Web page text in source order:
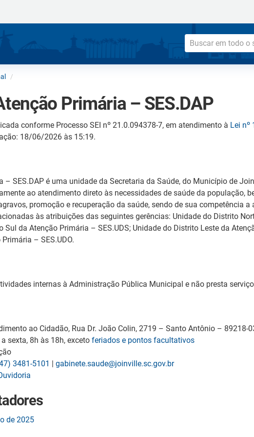
Primária – SES.DAP
conforme Processo SEI nº 21.0.094378-7, em atendimento à Lei nº
18/06/2026 às 15:19.
– SES.DAP é uma unidade da Secretaria da Saúde, do Município de
ao atendimento direto às necessidades de saúde da população,
promoção e recuperação da saúde, sendo de sua competência
às atribuições das seguintes gerências: Unidade do Distrito
Sul da Atenção Primária – SES.UDS; Unidade do Distrito Leste da
– SES.UDO.
internas à Administração Pública Municipal e não presta
ao Cidadão, Rua Dr. João Colin, 2719 – Santo Antônio – 89218-
sexta, 8h às 18h, exceto feriados e pontos facultativos
3481-5101 | gabinete.saude@joinville.sc.gov.br
de 2025